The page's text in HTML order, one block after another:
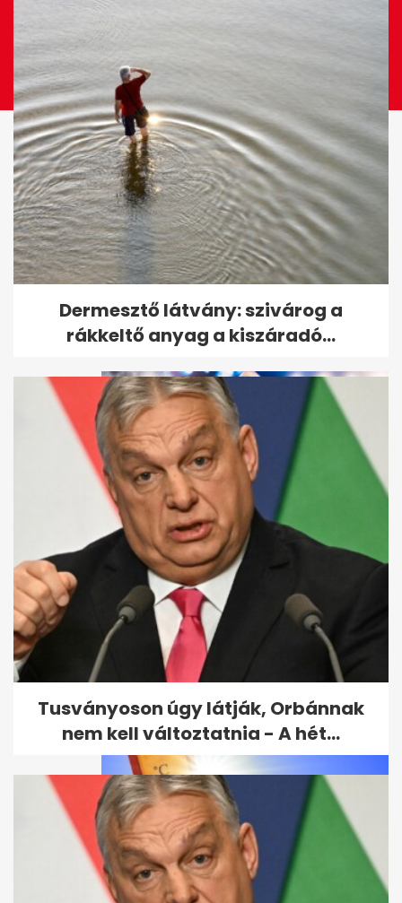
Szombaton kedvezőbb idő jön:
felszakad a felhőzet, sok...
Ross Godfrey elárulta, mit
jelent neki a Sziget és
Budapest
Dermesztő látvány: szivárog a
rákkeltő anyag a kiszáradó...
Tusványoson úgy látják, Orbánnak
nem kell változtatnia - A hét...